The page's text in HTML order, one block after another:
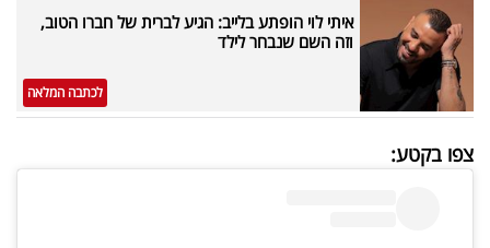
באייס
עקבו
אחרינו:
איתי לוי הופתע בלייב: הגיע לברית של חברו הטוב,
וזה השם שנבחר לילד
לכתבה המלאה
צפו בקטע: